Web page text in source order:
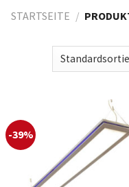
STARTSEITE /
-39%